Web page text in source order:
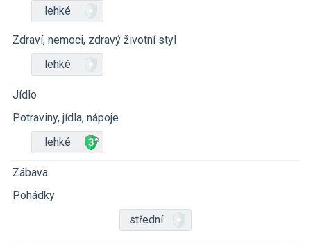
lehké
Zdraví, nemoci, zdravý životní styl
lehké
Jídlo
Potraviny, jídla, nápoje
lehké
Zábava
Pohádky
střední